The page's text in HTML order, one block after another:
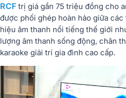
RCF trị giá gần 75 triệu đồng cho
được phối ghép hoàn hảo giữa
hiệu âm thanh nổi tiếng thế giới
lượng âm thanh sống động, chân
karaoke giải trí gia đình cao cấp.